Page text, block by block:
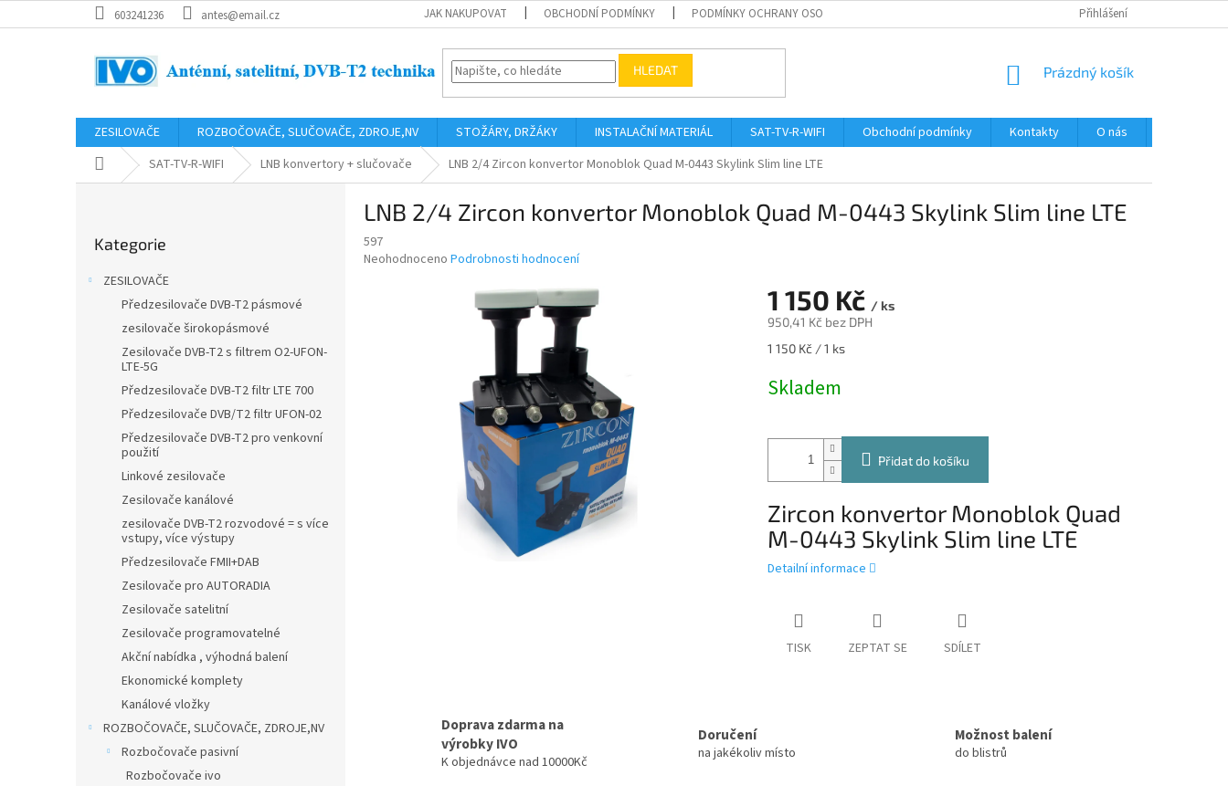
na
603241236 antes@email.cz JAK NAKUPOVAT OBCHODNÍ PODMÍNKY PODMÍNKY OCHRANY OSOBNÍCH ÚDAJŮ Přihlášení
HLEDAT
NÁKUPNÍ
Prázdný košík
ZESILOVAČE ROZBOČOVAČE, SLUČOVAČE, ZDROJE,NV STOŽÁRY, DRŽÁKY INSTALAČNÍ MATERIÁL SAT-TV-R-WIFI Obchodní podmínky Kontakty O nás
Domů SAT-TV-R-WIFI LNB konvertory + slučovače LNB 2/4 Zircon konvertor Monoblok Quad M-0443 Skylink Slim line LTE
kategorie
Kategorie
ZESILOVAČE
Předzesilovače DVB-T2 pásmové
zesilovače širokopásmové
Zesilovače DVB-T2 s filtrem O2-UFON-
LTE-5G
Předzesilovače DVB-T2 filtr LTE 700
Předzesilovače DVB/T2 filtr UFON-02
Předzesilovače DVB-T2 pro venkovní
použití
Linkové zesilovače
Zesilovače kanálové
zesilovače DVB-T2 rozvodové = s více
vstupy, více výstupy
Předzesilovače FMII+DAB
Zesilovače pro AUTORADIA
Zesilovače satelitní
Zesilovače programovatelné
Akční nabídka , výhodná balení
Ekonomické komplety
Kanálové vložky
ROZBOČOVAČE, SLUČOVAČE, ZDROJE,NV
Rozbočovače pasivní
Rozbočovače ivo
LNB 2/4 Zircon konvertor Monoblok Quad M-0443 Skylink Slim line LTE
597
Průměrné
Neohodnoceno Podrobnosti hodnocení
1 150 Kč / ks
950,41 Kč bez DPH
Měrná
1 150 Kč / 1 ks
Skladem
Přidat do košíku
Zircon konvertor Monoblok Quad
M-0443 Skylink Slim line LTE
Detailní informace
TISK ZEPTAT SE SDÍLET
Doprava zdarma na
výrobky IVO
K objednávce nad 10000Kč
Doručení
na jakékoliv místo
Možnost balení
do blistrů